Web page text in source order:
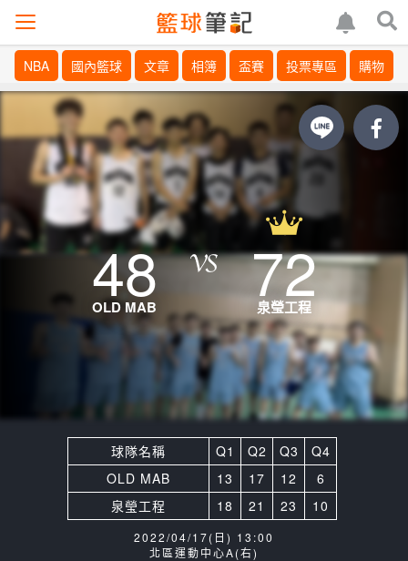
NBA 國內籃球 文章 相簿 盃賽 投票專區 購物
48
OLD MAB 72
泉瑩工程
球隊名稱 Q1 Q2 Q3
Q4
OLD MAB
13 17 12
6
泉瑩工程
18 21 23 10
2022/04/17(日) 13:00
北區運動中心A(右)